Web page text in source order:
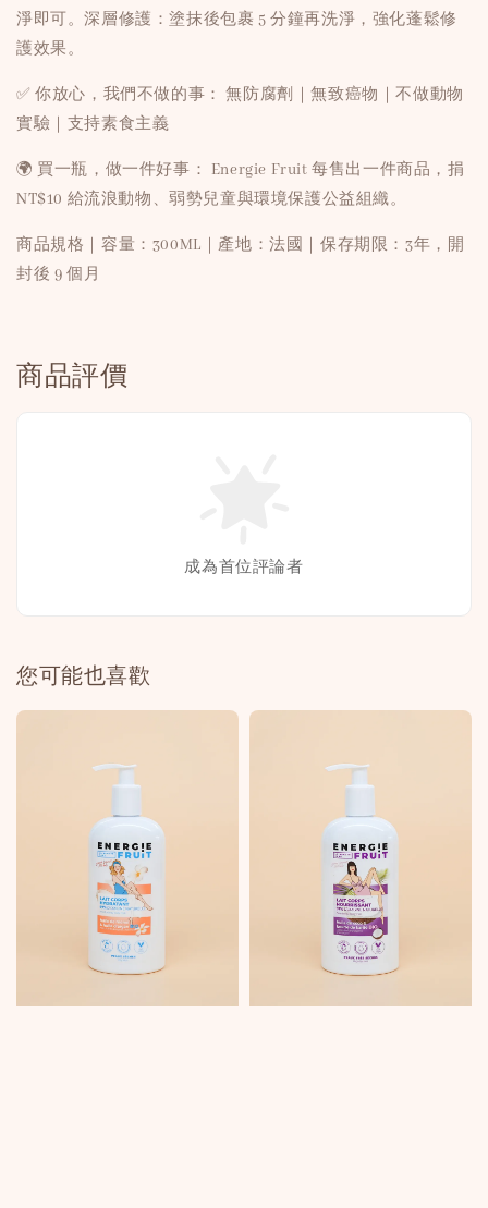
淨即可。深層修護：塗抹後包裹 5 分鐘再洗淨，強化蓬鬆修
護效果。
✅ 你放心，我們不做的事： 無防腐劑｜無致癌物｜不做動物
實驗｜支持素食主義
🌍 買一瓶，做一件好事： Energie Fruit 每售出一件商品，捐
NT$10 給流浪動物、弱勢兒童與環境保護公益組織。
商品規格｜容量：300ML｜產地：法國｜保存期限：3年，開
封後 9 個月
商品評價
成為首位評論者
您可能也喜歡